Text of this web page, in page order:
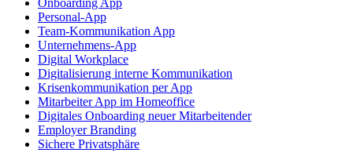
Onboarding App
Personal-App
Team-Kommunikation App
Unternehmens-App
Digital Workplace
Digitalisierung interne Kommunikation
Krisenkommunikation per App
Mitarbeiter App im Homeoffice
Digitales Onboarding neuer Mitarbeitender
Employer Branding
Sichere Privatsphäre